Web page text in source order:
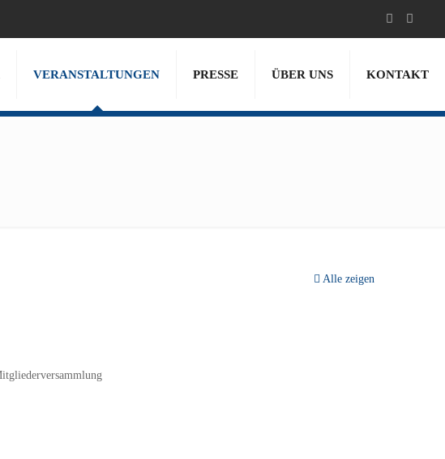
VERANSTALTUNGEN PRESSE ÜBER UNS KONTAKT
Alle zeigen